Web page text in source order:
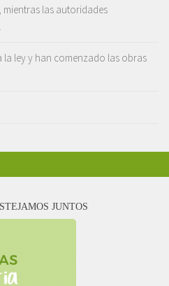
las autoridades
la ley y han comenzado las obras
JUNTOS